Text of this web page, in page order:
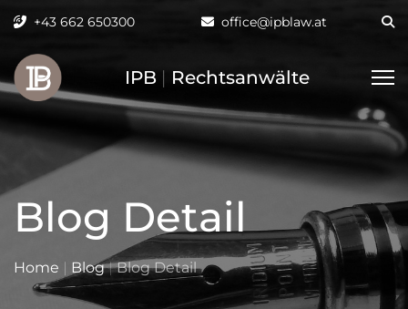
+43 662 650300 office@ipblaw.at
IPB | Rechtsanwälte
Blog Detail
Home | Blog|Blog Detail